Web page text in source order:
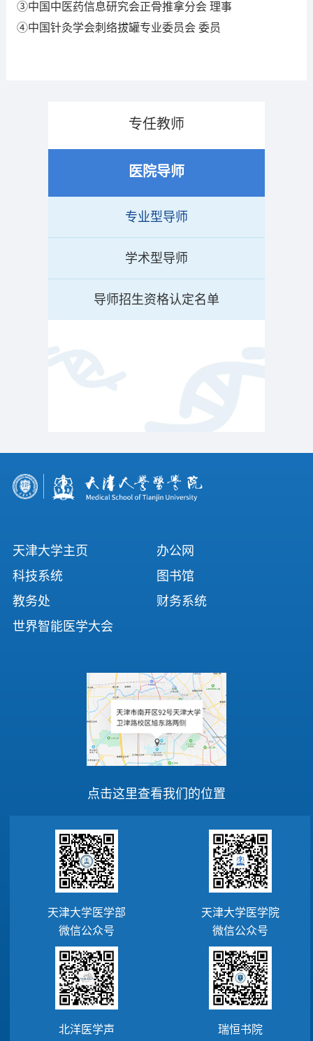
③中国中医药信息研究会正骨推拿分会 理事
④中国针灸学会刺络拔罐专业委员会 委员
专任教师
医院导师
专业型导师
学术型导师
导师招生资格认定名单
天津大学主页
办公网
科技系统
图书馆
教务处
财务系统
世界智能医学大会
点击这里查看我们的位置
天津大学医学部
微信公众号
天津大学医学院
微信公众号
北洋医学声
瑞恒书院